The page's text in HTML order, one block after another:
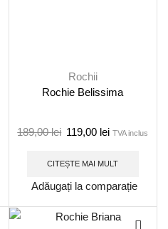
Rochii
Rochie Belissima
189,00lei 119,00 lei TVA inclus
CITEȘTE MAI MULT
Adăugați la comparație